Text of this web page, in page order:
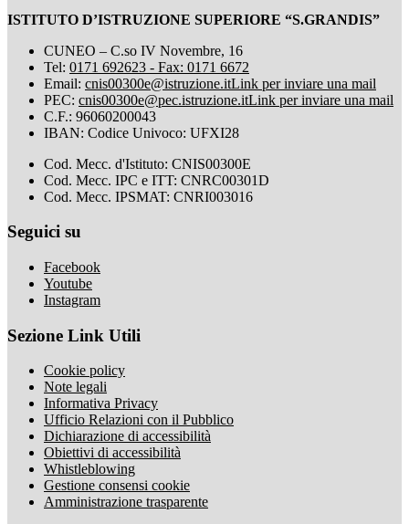
ISTITUTO D’ISTRUZIONE SUPERIORE “S.GRANDIS”
CUNEO – C.so IV Novembre, 16
Tel: 0171 692623 - Fax: 0171 6672
Email: cnis00300e@istruzione.itLink per inviare una mail
PEC: cnis00300e@pec.istruzione.itLink per inviare una mail
C.F.: 96060200043
IBAN: Codice Univoco: UFXI28
Cod. Mecc. d'Istituto: CNIS00300E
Cod. Mecc. IPC e ITT: CNRC00301D
Cod. Mecc. IPSMAT: CNRI003016
Seguici su
Facebook
Youtube
Instagram
Sezione Link Utili
Cookie policy
Note legali
Informativa Privacy
Ufficio Relazioni con il Pubblico
Dichiarazione di accessibilità
Obiettivi di accessibilità
Whistleblowing
Gestione consensi cookie
Amministrazione trasparente